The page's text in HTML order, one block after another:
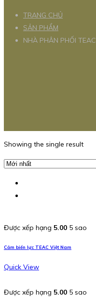
TRANG CHỦ
SẢN PHẨM
NHÀ PHÂN PHỐI TEAC
Showing the single result
Được xếp hạng 5.00 5 sao
Cảm biến lực TEAC Việt Nam
Quick View
Được xếp hạng 5.00 5 sao